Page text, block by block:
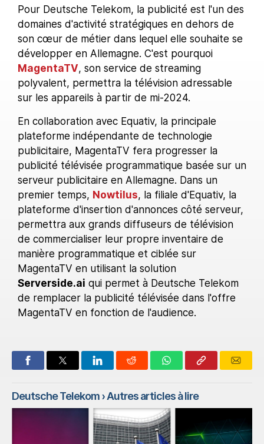
Pour Deutsche Telekom, la publicité est l'un des
domaines d'activité stratégiques en dehors de
son cœur de métier dans lequel elle souhaite se
développer en Allemagne. C'est pourquoi
MagentaTV, son service de streaming
polyvalent, permettra la télévision adressable
sur les appareils à partir de mi-2024.
En collaboration avec Equativ, la principale
plateforme indépendante de technologie
publicitaire, MagentaTV fera progresser la
publicité télévisée programmatique basée sur un
serveur publicitaire en Allemagne. Dans un
premier temps, Nowtilus, la filiale d'Equativ, la
plateforme d'insertion d'annonces côté serveur,
permettra aux grands diffuseurs de télévision
de commercialiser leur propre inventaire de
manière programmatique et ciblée sur
MagentaTV en utilisant la solution
Serverside.ai qui permet à Deutsche Telekom
de remplacer la publicité télévisée dans l'offre
MagentaTV en fonction de l'audience.
Deutsche Telekom› Autres articles à lire